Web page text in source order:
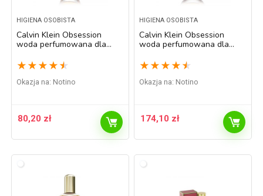
HIGIENA OSOBISTA
Calvin Klein Obsession
woda perfumowana dla
★ ★ ★ ★ ★
Okazja na: Notino
80,20 zł
HIGIENA OSOBISTA
Calvin Klein Obsession
woda perfumowana dla
★ ★ ★ ★ ★
Okazja na: Notino
174,10 zł